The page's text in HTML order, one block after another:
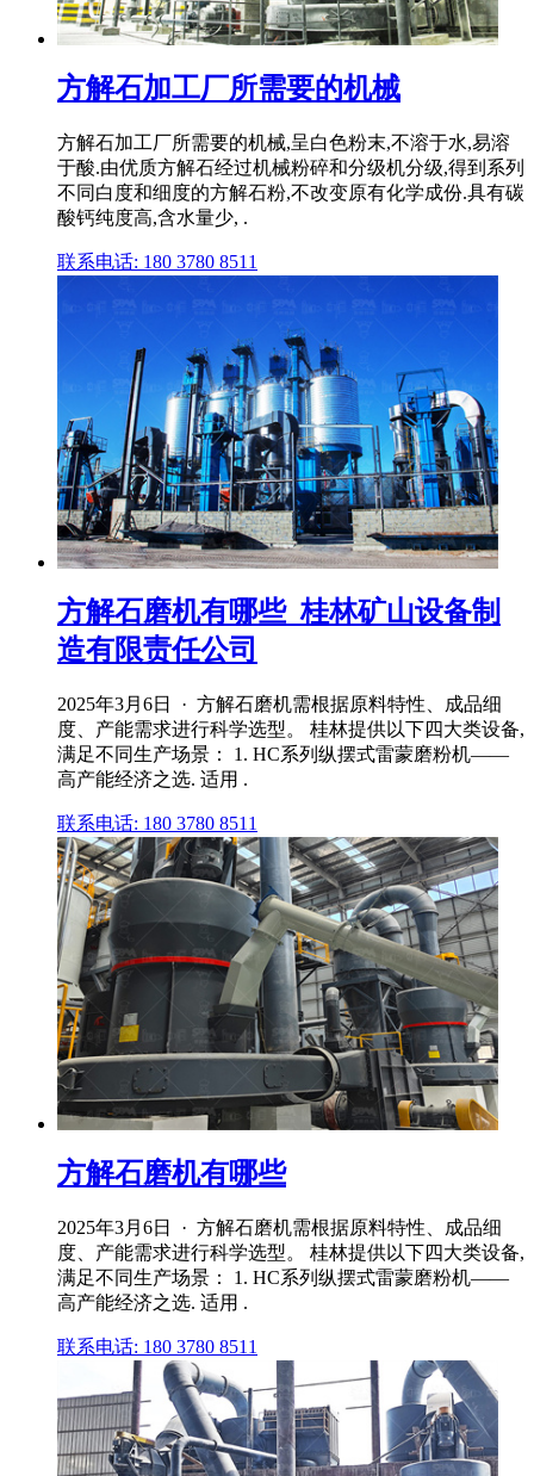
方解石加工厂所需要的机械
方解石加工厂所需要的机械,呈白色粉末,不溶于水,易溶
于酸.由优质方解石经过机械粉碎和分级机分级,得到系列
不同白度和细度的方解石粉,不改变原有化学成份.具有碳
酸钙纯度高,含水量少, .
联系电话: 180 3780 8511
方解石磨机有哪些_桂林矿山设备制
造有限责任公司
2025年3月6日 · 方解石磨机需根据原料特性、成品细
度、产能需求进行科学选型。 桂林提供以下四大类设备,
满足不同生产场景： 1. HC系列纵摆式雷蒙磨粉机——
高产能经济之选. 适用 .
联系电话: 180 3780 8511
方解石磨机有哪些
2025年3月6日 · 方解石磨机需根据原料特性、成品细
度、产能需求进行科学选型。 桂林提供以下四大类设备,
满足不同生产场景： 1. HC系列纵摆式雷蒙磨粉机——
高产能经济之选. 适用 .
联系电话: 180 3780 8511